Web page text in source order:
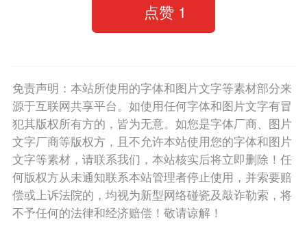
点赞 1
免责声明：本站所使用的字体和图片文字等素材部分来
源于互联网共享平台。如使用任何字体和图片文字有冒
犯其版权所有方的，皆为无意。如您是字体厂商、图片
文字厂商等版权方，且不允许本站使用您的字体和图片
文字等素材，请联系我们，本站核实后将立即删除！任
何版权方从未通知联系本站管理者停止使用，并索要赔
偿或上诉法院的，均视为新型网络碰瓷及敲诈勒索，将
不予任何的法律和经济赔偿！敬请谅解！